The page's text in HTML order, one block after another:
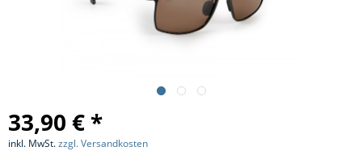
33,90 € *
inkl. MwSt.zzgl. Versandkosten